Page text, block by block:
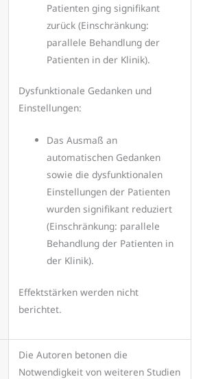
Patienten ging signifikant
zurück (Einschränkung:
parallele Behandlung der
Patienten in der Klinik).
Dysfunktionale Gedanken und
Einstellungen:
Das Ausmaß an
automatischen Gedanken
sowie die dysfunktionalen
Einstellungen der Patienten
wurden signifikant reduziert
(Einschränkung: parallele
Behandlung der Patienten in
der Klinik).
Effektstärken werden nicht
berichtet.
Die Autoren betonen die
Notwendigkeit von weiteren Studien